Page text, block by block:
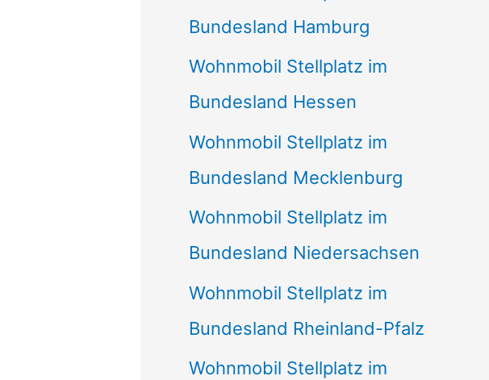
Bundesland Hamburg
Wohnmobil Stellplatz im
Bundesland Hessen
Wohnmobil Stellplatz im
Bundesland Mecklenburg
Wohnmobil Stellplatz im
Bundesland Niedersachsen
Wohnmobil Stellplatz im
Bundesland Rheinland-Pfalz
Wohnmobil Stellplatz im